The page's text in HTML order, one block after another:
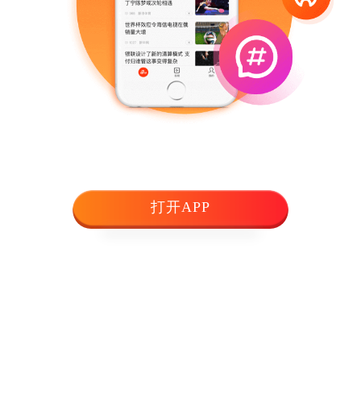
打开APP